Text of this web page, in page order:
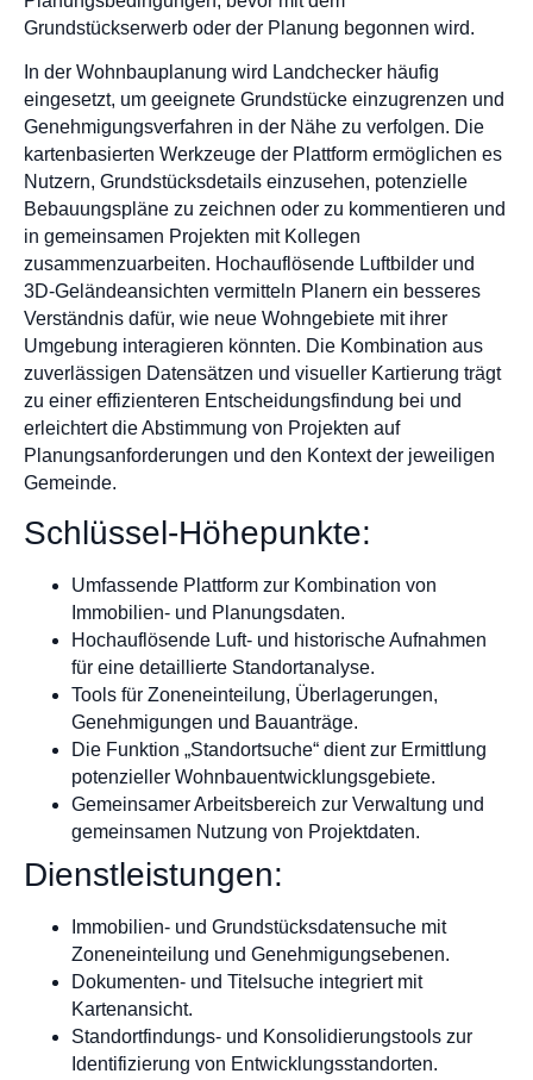
Grundstückserwerb oder der Planung begonnen wird.
In der Wohnbauplanung wird Landchecker häufig
eingesetzt, um geeignete Grundstücke einzugrenzen und
Genehmigungsverfahren in der Nähe zu verfolgen. Die
kartenbasierten Werkzeuge der Plattform ermöglichen es
Nutzern, Grundstücksdetails einzusehen, potenzielle
Bebauungspläne zu zeichnen oder zu kommentieren und
in gemeinsamen Projekten mit Kollegen
zusammenzuarbeiten. Hochauflösende Luftbilder und
3D-Geländeansichten vermitteln Planern ein besseres
Verständnis dafür, wie neue Wohngebiete mit ihrer
Umgebung interagieren könnten. Die Kombination aus
zuverlässigen Datensätzen und visueller Kartierung trägt
zu einer effizienteren Entscheidungsfindung bei und
erleichtert die Abstimmung von Projekten auf
Planungsanforderungen und den Kontext der jeweiligen
Gemeinde.
Schlüssel-Höhepunkte:
Umfassende Plattform zur Kombination von
Immobilien- und Planungsdaten.
Hochauflösende Luft- und historische Aufnahmen
für eine detaillierte Standortanalyse.
Tools für Zoneneinteilung, Überlagerungen,
Genehmigungen und Bauanträge.
Die Funktion „Standortsuche“ dient zur Ermittlung
potenzieller Wohnbauentwicklungsgebiete.
Gemeinsamer Arbeitsbereich zur Verwaltung und
gemeinsamen Nutzung von Projektdaten.
Dienstleistungen:
Immobilien- und Grundstücksdatensuche mit
Zoneneinteilung und Genehmigungsebenen.
Dokumenten- und Titelsuche integriert mit
Kartenansicht.
Standortfindungs- und Konsolidierungstools zur
Identifizierung von Entwicklungsstandorten.